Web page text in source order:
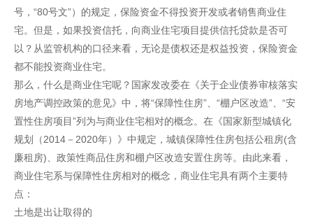
号，“80号文”）的规定，保险资金不得投资开发或者销售商业住
宅。但是，如果投资信托，向商业住宅项目提供信托贷款是否可
以？从监管机构的口径来看，无论是债权还是权益投资，保险资金
都不能投资商业住宅。
那么，什么是商业住宅呢？国家发改委在《关于企业债券审核落实
房地产调控政策的意见》中，将“保障性住房”、“棚户区改造”、“安
置性住房项目”列为与商业住宅相对的概念。在《国家新型城镇化
规划（2014－2020年）》中规定，城镇保障性住房包括公租房(含
廉租房)、政策性商品住房和棚户区改造安置住房等。由此来看，
商业住宅系与保障性住房相对的概念，商业住宅具有两个主要特
点：
土地是出让取得的